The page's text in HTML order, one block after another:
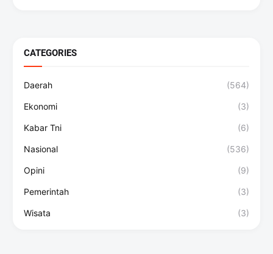
CATEGORIES
Daerah (564)
Ekonomi (3)
Kabar Tni (6)
Nasional (536)
Opini (9)
Pemerintah (3)
Wisata (3)